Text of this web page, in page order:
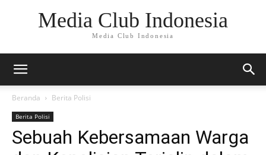
Media Club Indonesia
Media Club Indonesia
Beranda Berita Polisi
Berita Polisi
Sebuah Kebersamaan Warga